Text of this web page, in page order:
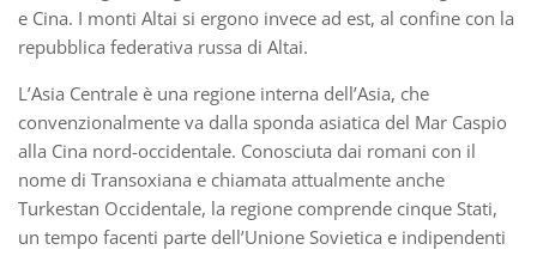
e Cina. I monti Altai si ergono invece ad est, al confine con la
repubblica federativa russa di Altai.
L’Asia Centrale è una regione interna dell’Asia, che
convenzionalmente va dalla sponda asiatica del Mar Caspio
alla Cina nord-occidentale. Conosciuta dai romani con il
nome di Transoxiana e chiamata attualmente anche
Turkestan Occidentale, la regione comprende cinque Stati,
un tempo facenti parte dell’Unione Sovietica e indipendenti